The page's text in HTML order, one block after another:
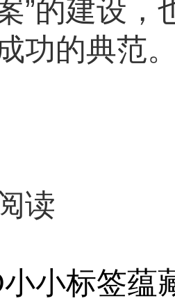
”的建设，
功的典范
读
小标签蕴